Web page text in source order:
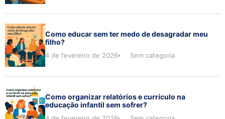
Como educar sem ter medo de desagradar meu
filho?
4 de fevereiro de 2026 Sem categoria
Como organizar relatórios e currículo na
educação infantil sem sofrer?